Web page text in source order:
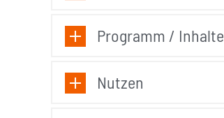
Programm / Inhalte
Nutzen